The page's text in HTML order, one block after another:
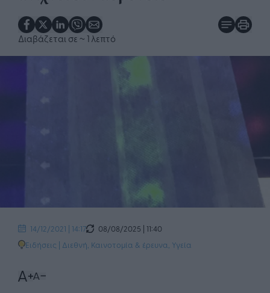
Διαβάζεται σε ~ 1 λεπτό
14/12/2021 | 14:17
08/08/2025 | 11:40
Ειδήσεις | Διεθνή Καινοτομία & έρευνα Υγεία